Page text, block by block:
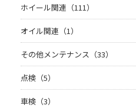
ホイール関連（111）
オイル関連（1）
その他メンテナンス（33）
点検（5）
車検（3）